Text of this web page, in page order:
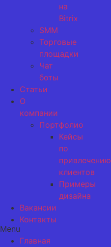
на
Bitrix
SMM
Торговые
площадки
Чат
боты
Статьи
О
компании
Портфолио
Кейсы
по
привлечению
клиентов
Примеры
дизайна
Вакансии
Контакты
Menu
Главная